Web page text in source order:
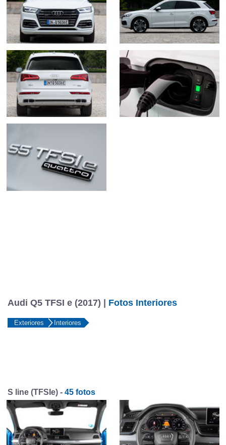
Audi Q5 TFSI e (2017) | Fotos Interiores
Exteriores Interiores
S line (TFSIe) - 45 fotos